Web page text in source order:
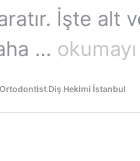
İşte alt
…
ve
Genişletme
Nasıl
Diş Hekimi İstanbul